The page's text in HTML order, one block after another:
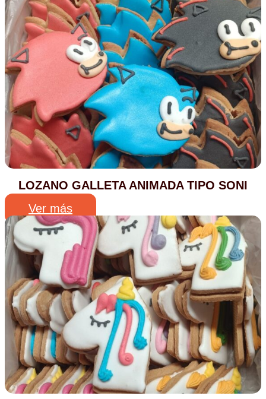
LOZANO GALLETA ANIMADA TIPO SONI
Ver más